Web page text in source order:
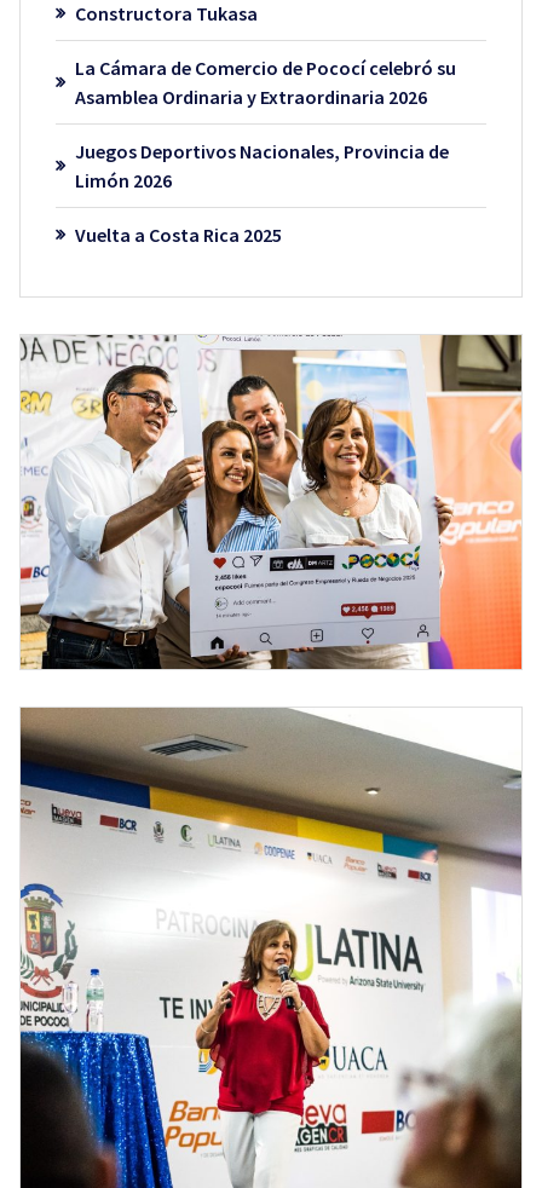
Constructora Tukasa
La Cámara de Comercio de Pococí celebró su
Asamblea Ordinaria y Extraordinaria 2026
Juegos Deportivos Nacionales, Provincia de
Limón 2026
Vuelta a Costa Rica 2025